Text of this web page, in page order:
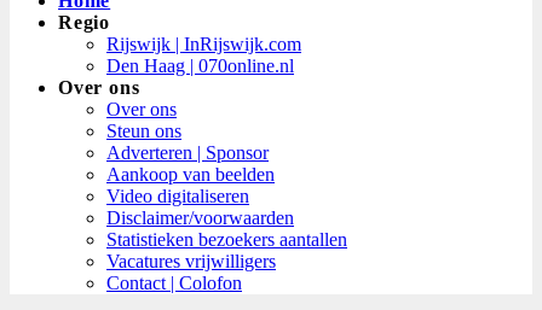
Regio
Rijswijk | InRijswijk.com
Den Haag | 070online.nl
Over ons
Over ons
Steun ons
Adverteren | Sponsor
Aankoop van beelden
Video digitaliseren
Disclaimer/voorwaarden
Statistieken bezoekers aantallen
Vacatures vrijwilligers
Contact | Colofon